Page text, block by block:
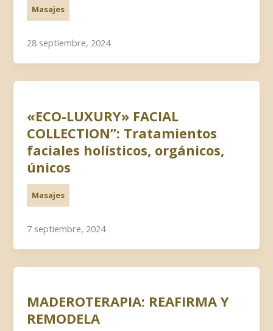
Masajes
28 septiembre, 2024
«ECO-LUXURY» FACIAL
COLLECTION”: Tratamientos
faciales holísticos, orgánicos,
únicos
Masajes
7 septiembre, 2024
MADEROTERAPIA: REAFIRMA Y
REMODELA